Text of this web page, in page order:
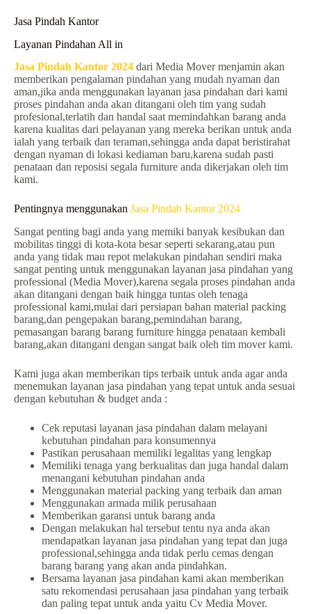
Jasa Pindah Kantor
Layanan Pindahan All in
Jasa Pindah Kantor 2024 dari Media Mover menjamin akan
memberikan pengalaman pindahan yang mudah nyaman dan
aman,jika anda menggunakan layanan jasa pindahan dari kami
proses pindahan anda akan ditangani oleh tim yang sudah
profesional,terlatih dan handal saat memindahkan barang anda
karena kualitas dari pelayanan yang mereka berikan untuk anda
ialah yang terbaik dan teraman,sehingga anda dapat beristirahat
dengan nyaman di lokasi kediaman baru,karena sudah pasti
penataan dan reposisi segala furniture anda dikerjakan oleh tim
kami.
Pentingnya menggunakan Jasa Pindah Kantor 2024
Sangat penting bagi anda yang memiki banyak kesibukan dan
mobilitas tinggi di kota-kota besar seperti sekarang,atau pun
anda yang tidak mau repot melakukan pindahan sendiri maka
sangat penting untuk menggunakan layanan jasa pindahan yang
professional (Media Mover),karena segala proses pindahan anda
akan ditangani dengan baik hingga tuntas oleh tenaga
professional kami,mulai dari persiapan bahan material packing
barang,dan pengepakan barang,pemindahan barang,
pemasangan barang barang furniture hingga penataan kembali
barang,akan ditangani dengan sangat baik oleh tim mover kami.
Kami juga akan memberikan tips terbaik untuk anda agar anda
menemukan layanan jasa pindahan yang tepat untuk anda sesuai
dengan kebutuhan & budget anda :
Cek reputasi layanan jasa pindahan dalam melayani
kebutuhan pindahan para konsumennya
Pastikan perusahaan memiliki legalitas yang lengkap
Memiliki tenaga yang berkualitas dan juga handal dalam
menangani kebutuhan pindahan anda
Menggunakan material packing yang terbaik dan aman
Menggunakan armada milik perusahaan
Memberikan garansi untuk barang anda
Dengan melakukan hal tersebut tentu nya anda akan
mendapatkan layanan jasa pindahan yang tepat dan juga
professional,sehingga anda tidak perlu cemas dengan
barang barang yang akan anda pindahkan.
Bersama layanan jasa pindahan kami akan memberikan
satu rekomendasi perusahaan jasa pindahan yang terbaik
dan paling tepat untuk anda yaitu Cv Media Mover.